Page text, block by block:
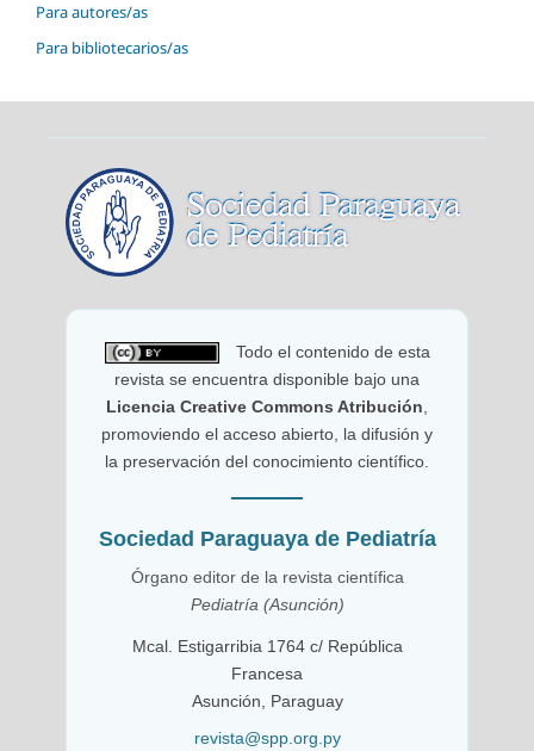
Para autores/as
Para bibliotecarios/as
Todo el contenido de esta
revista se encuentra disponible bajo una
Licencia Creative Commons Atribución
promoviendo el acceso abierto, la difusión y
la preservación del conocimiento científico.
Sociedad Paraguaya de Pediatría
Órgano editor de la revista científica
Pediatría (Asunción)
Mcal. Estigarribia 1764 c/ República
Francesa
Asunción, Paraguay
revista@spp.org.py